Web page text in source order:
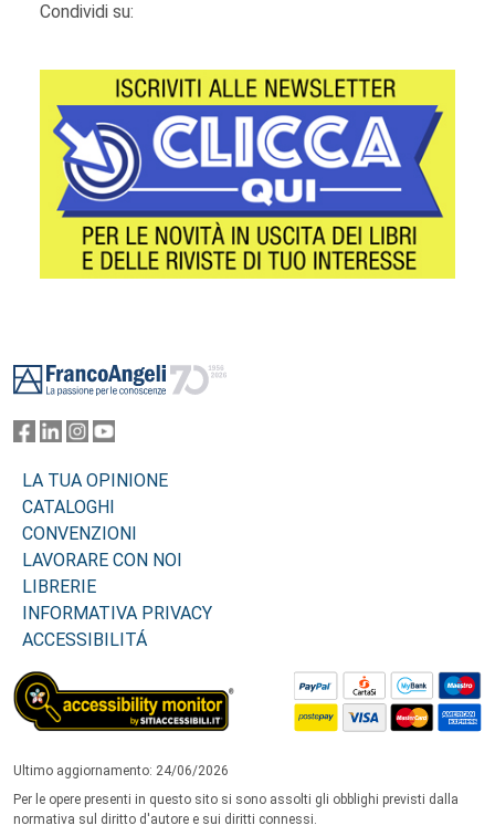
Condividi su:
LA TUA OPINIONE
CATALOGHI
CONVENZIONI
LAVORARE CON NOI
LIBRERIE
INFORMATIVA PRIVACY
ACCESSIBILITÁ
Ultimo aggiornamento: 24/06/2026
Per le opere presenti in questo sito si sono assolti gli obblighi previsti dalla
normativa sul diritto d'autore e sui diritti connessi.